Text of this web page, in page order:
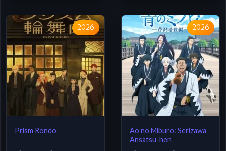
2026
Prism Rondo
2026
Ao no Miburo: Serizawa
Ansatsu-hen